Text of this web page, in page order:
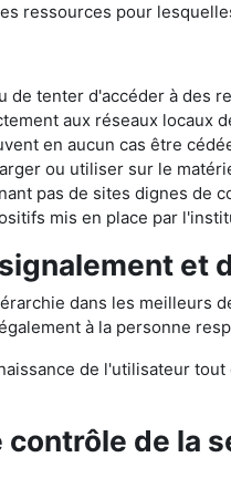
ressources pour
de tenter d'accéder à des
aux réseaux locaux
en aucun cas être
ou utiliser sur le
pas de sites dignes de
mis en place par
et
dans les meilleurs
à la personne
de l'utilisateur
contrôle de la